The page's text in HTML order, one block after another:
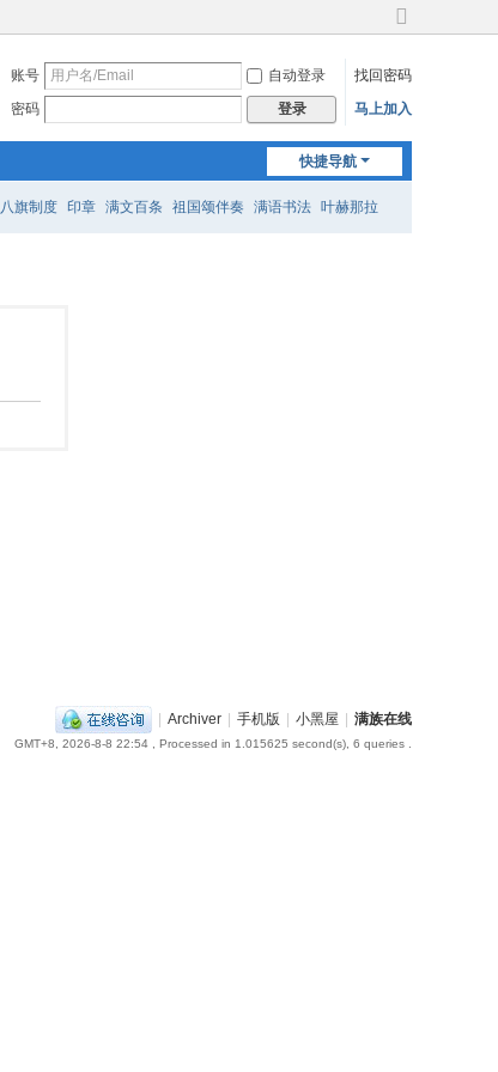
切
到
宽
账号 自动登录
找回密码
密码
登录 马上加入
快捷导航
八旗制度 印章 满文百条 祖国颂伴奏 满语书法 叶赫那拉
| Archiver | 手机版 | 小黑屋 | 满族在线
GMT+8, 2026-8-8 22:54 , Processed in 1.015625 second(s), 6 queries .